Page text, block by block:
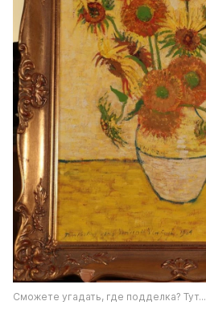
Сможете угадать, где подделка? Тут...